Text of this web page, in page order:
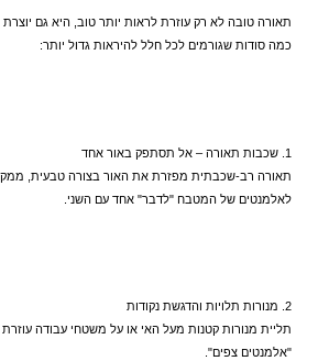
כמה סודות שגורמים לכל חלל להיראות גדול יותר:
1. שכבות תאורה – אל תסתפק באור אחד
לאלמנטים של המטבח "לדבר" אחד עם השני.
2. מנורות תלויות והדגשת נקודות
"אלמנטים צפים".